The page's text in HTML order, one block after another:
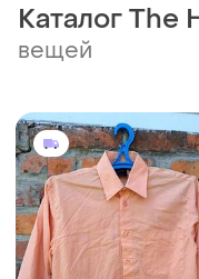
Каталог The
вещей